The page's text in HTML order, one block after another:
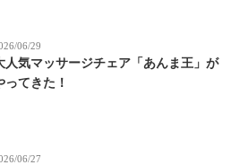
06/29
人気マッサージチェア「あんま王」が
ってきた！
06/27